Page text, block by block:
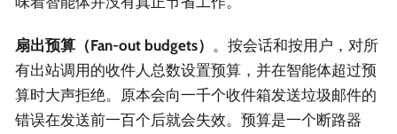
扇出预算（Fan-out budgets） 。按会话和按用户，对所
有出站调用的收件人总数设置预算，并在智能体超过预
算时大声拒绝。原本会向一千个收件箱发送垃圾邮件的
错误在发送前一百个后就会失效。预算是一个断路器